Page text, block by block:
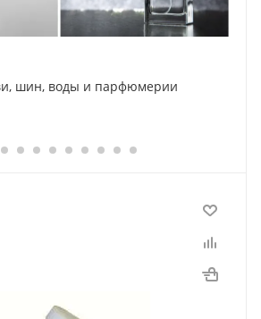
шин, воды и парфюмерии